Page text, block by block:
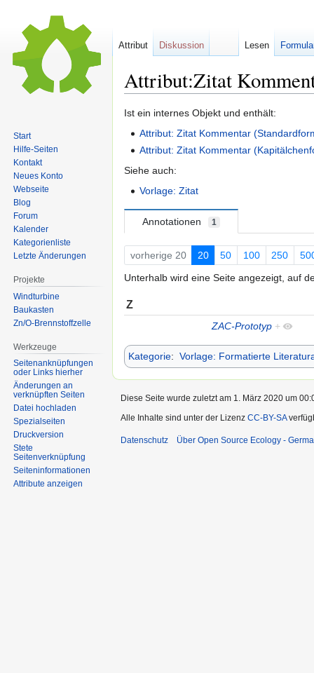
Attribut:Zitat
Zur
Navigation
Zur
Suche
Ist ein internes Objekt und enthält:
Attribut: Zitat Kommentar
Attribut: Zitat Kommentar
Siehe auch:
Vorlage: Zitat
Annotationen 1
vorherige 20 20 50 100 250
Unterhalb wird eine Seite angezeigt, auf
Z
ZAC-Prototyp +
Kategorie: Vorlage: Formatierte
Attribut Diskussion Lesen
Start
Hilfe-Seiten
Kontakt
Neues Konto
Webseite
Blog
Forum
Kalender
Kategorienliste
Letzte Änderungen
Projekte
Windturbine
Baukasten
Zn/O-Brennstoffzelle
Werkzeuge
Seitenanknüpfungen
oder Links hierher
Änderungen an
verknüpften Seiten
Datei hochladen
Spezialseiten
Druckversion
Stete
Seitenverknüpfung
Seiten­informationen
Attribute anzeigen
Diese Seite wurde zuletzt am 1. März 2020 um
Alle Inhalte sind unter der Lizenz CC-BY-SA
Datenschutz Über Open Source Ecology -